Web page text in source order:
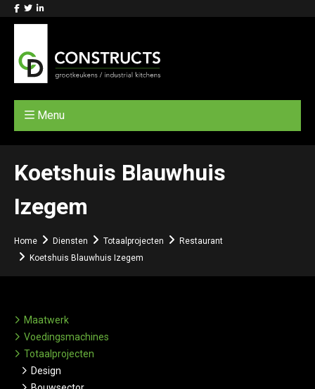
Menu
Koetshuis Blauwhuis
Izegem
Home Diensten Totaalprojecten
Restaurant
Koetshuis Blauwhuis Izegem
Maatwerk
Voedingsmachines
Totaalprojecten
Design